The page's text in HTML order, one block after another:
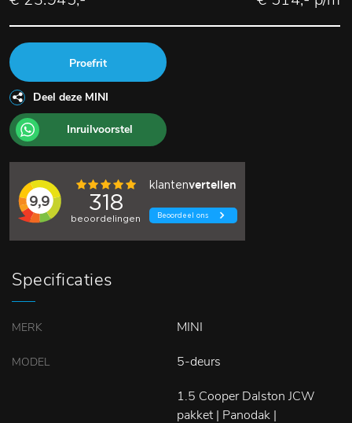
Proefrit
Deel deze MINI
Inruilvoorstel
Specificaties
MERK MINI
MODEL 5-deurs
1.5 Cooper Dalston JCW
pakket | Panodak |